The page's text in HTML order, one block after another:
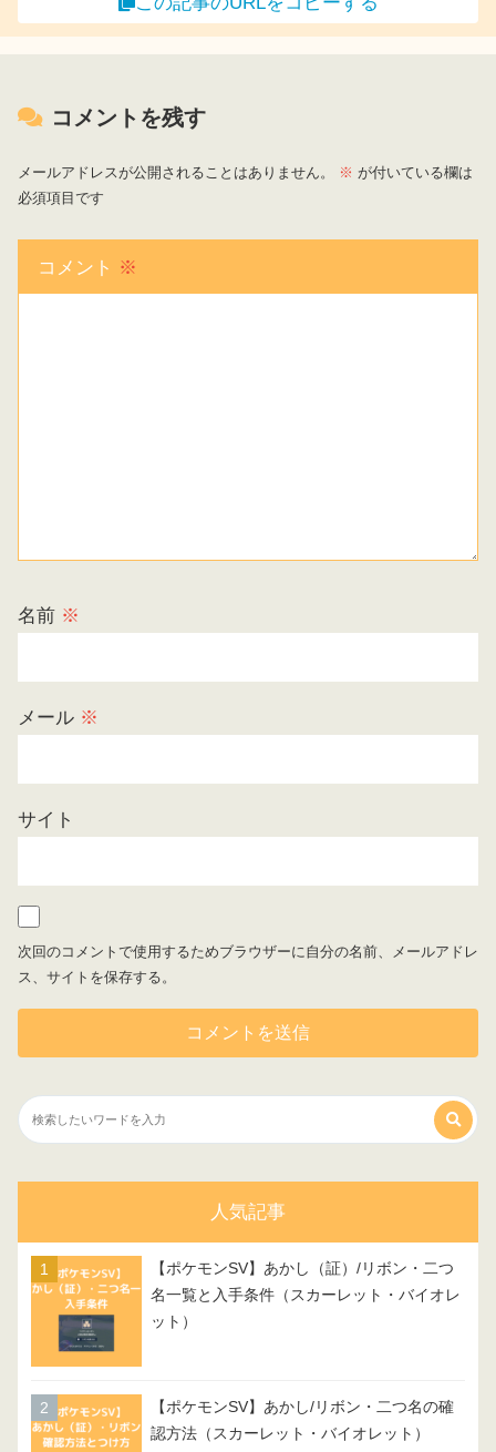
コメントを残す
メールアドレスが公開されることはありません。 ※ が付いている欄は
必須項目です
コメント ※
名前 ※
メール ※
サイト
次回のコメントで使用するためブラウザーに自分の名前、メールアドレ
ス、サイトを保存する。
人気記事
【ポケモンSV】あかし（証）/リボン・二つ
名一覧と入手条件（スカーレット・バイオレ
ット）
【ポケモンSV】あかし/リボン・二つ名の確
認方法（スカーレット・バイオレット）